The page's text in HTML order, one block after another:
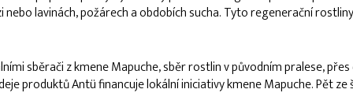
lavinách, požárech a obdobích sucha. Tyto regenerační
sběrači z kmene Mapuche, sběr rostlin v původním pralese,
produktů Antü financuje lokální iniciativy kmene Mapuche. Pět